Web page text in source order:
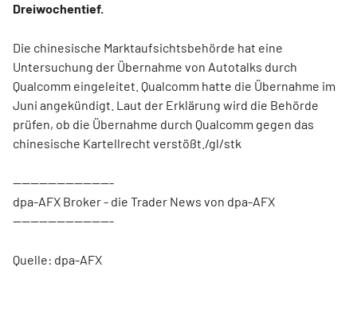
Dreiwochentief.
Die chinesische Marktaufsichtsbehörde hat eine
Untersuchung der Übernahme von Autotalks durch
Qualcomm eingeleitet. Qualcomm hatte die Übernahme im
Juni angekündigt. Laut der Erklärung wird die Behörde
prüfen, ob die Übernahme durch Qualcomm gegen das
chinesische Kartellrecht verstößt./gl/stk
-----------------------
dpa-AFX Broker - die Trader News von dpa-AFX
-----------------------
Quelle: dpa-AFX